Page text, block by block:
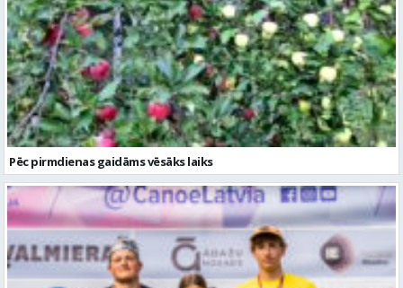
Pēc pirmdienas gaidāms vēsāks laiks